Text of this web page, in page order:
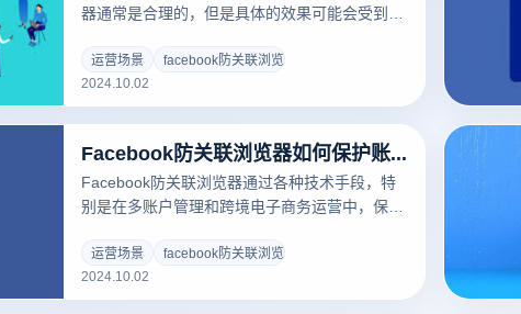
器通常是合理的，但是具体的效果可能会受到设
独立的操作环境，以确保每个帐户都能在安全的
条件下运行。但为了保持最佳的防关联效果，建
议在同一设备中操作相同的帐户，避免频繁转换
作时更好地维护账户安全。
运营场景
facebook防关联浏览器
2024.10.02
Facebook防关联浏览器如何保护账号安全？
Facebook防关联浏览器通过各种技术手段，特
别是在多账户管理和跨境电子商务运营中，保护
每个账户建立单独的操作空间，从而有效防止账
户之间的关联性造成的标题风险。此外，该浏览
器还可以隐藏客户的真实IP地址，以避免平台识
运营场景
facebook防关联浏览器
2024.10.02